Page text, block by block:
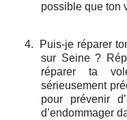
possible que ton
4.
Puis-je réparer
sur Seine ?
réparer ta
sérieusement
pour prévenir
d’endommager